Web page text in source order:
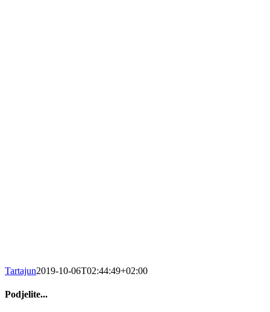
Tartajun2019-10-06T02:44:49+02:00
Podjelite...